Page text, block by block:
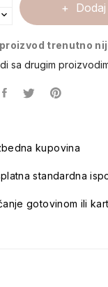
trenutno
sa drugim
kupovina
standardna
gotovinom ili